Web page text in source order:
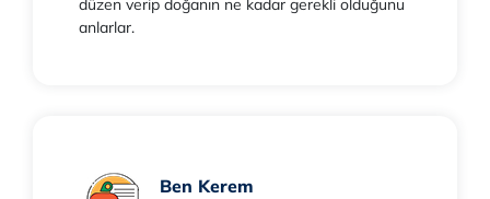
düzen verip doğanın ne kadar gerekli olduğunu
anlarlar.
Ben Kerem